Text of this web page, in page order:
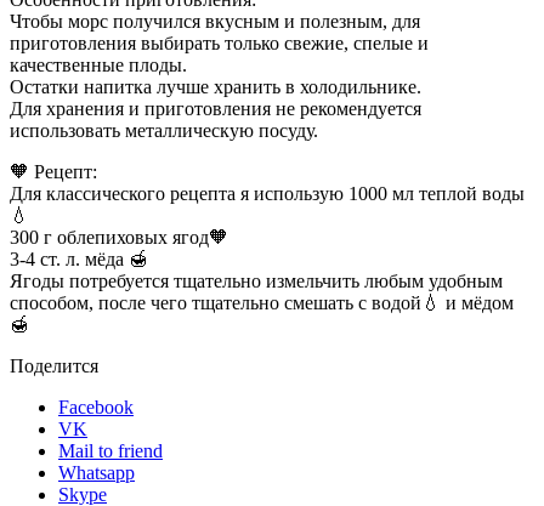
Чтобы морс получился вкусным и полезным, для
приготовления выбирать только свежие, спелые и
качественные плоды.
Остатки напитка лучше хранить в холодильнике.
Для хранения и приготовления не рекомендуется
использовать металлическую посуду.
🧡 Рецепт:
Для классического рецепта я использую 1000 мл теплой воды
💧
300 г облепиховых ягод🧡
3-4 ст. л. мёда 🍯
Ягоды потребуется тщательно измельчить любым удобным
способом, после чего тщательно смешать с водой💧 и мёдом
🍯
Поделится
Facebook
VK
Mail to friend
Whatsapp
Skype